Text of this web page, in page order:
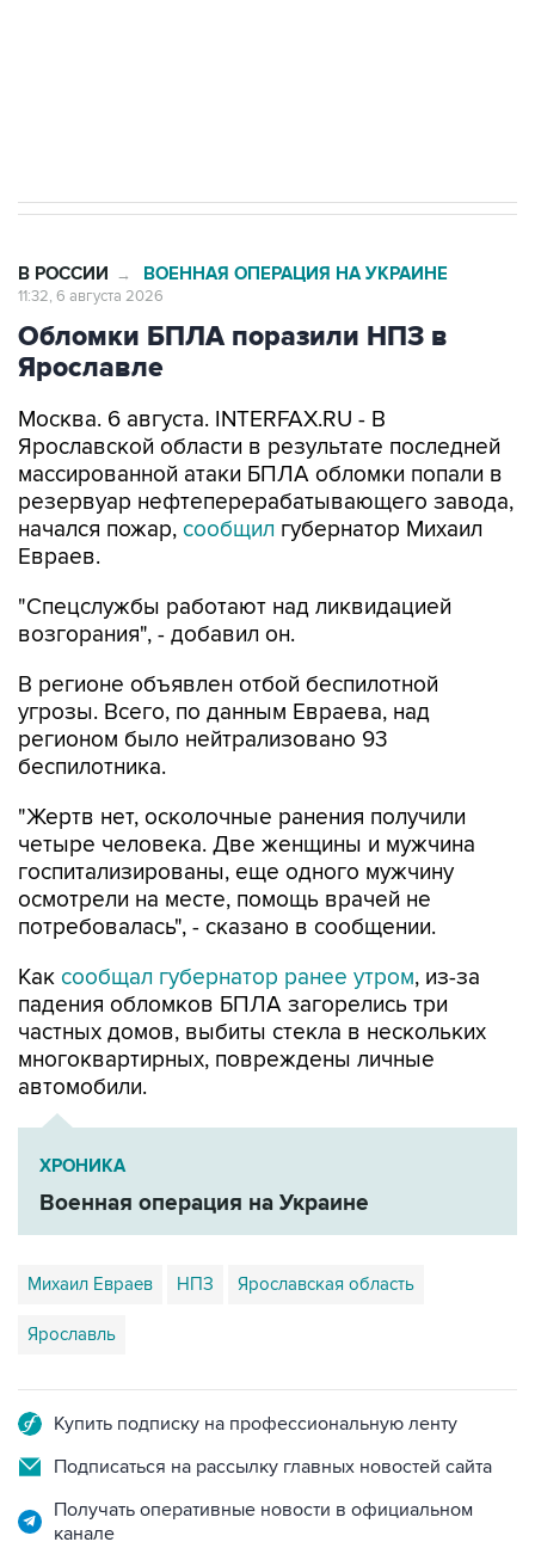
В РОССИИ → ВОЕННАЯ ОПЕРАЦИЯ НА УКРАИНЕ
11:32, 6 августа 2026
Обломки БПЛА поразили НПЗ в
Ярославле
Москва. 6 августа. INTERFAX.RU - В
Ярославской области в результате последней
массированной атаки БПЛА обломки попали в
резервуар нефтеперерабатывающего завода,
начался пожар, сообщил губернатор Михаил
Евраев.
"Спецслужбы работают над ликвидацией
возгорания", - добавил он.
В регионе объявлен отбой беспилотной
угрозы. Всего, по данным Евраева, над
регионом было нейтрализовано 93
беспилотника.
"Жертв нет, осколочные ранения получили
четыре человека. Две женщины и мужчина
госпитализированы, еще одного мужчину
осмотрели на месте, помощь врачей не
потребовалась", - сказано в сообщении.
Как сообщал губернатор ранее утром, из-за
падения обломков БПЛА загорелись три
частных домов, выбиты стекла в нескольких
многоквартирных, повреждены личные
автомобили.
ХРОНИКА
Военная операция на Украине
Михаил Евраев НПЗ Ярославская область
Ярославль
Купить подписку на профессиональную ленту
Подписаться на рассылку главных новостей сайта
Получать оперативные новости в официальном
канале